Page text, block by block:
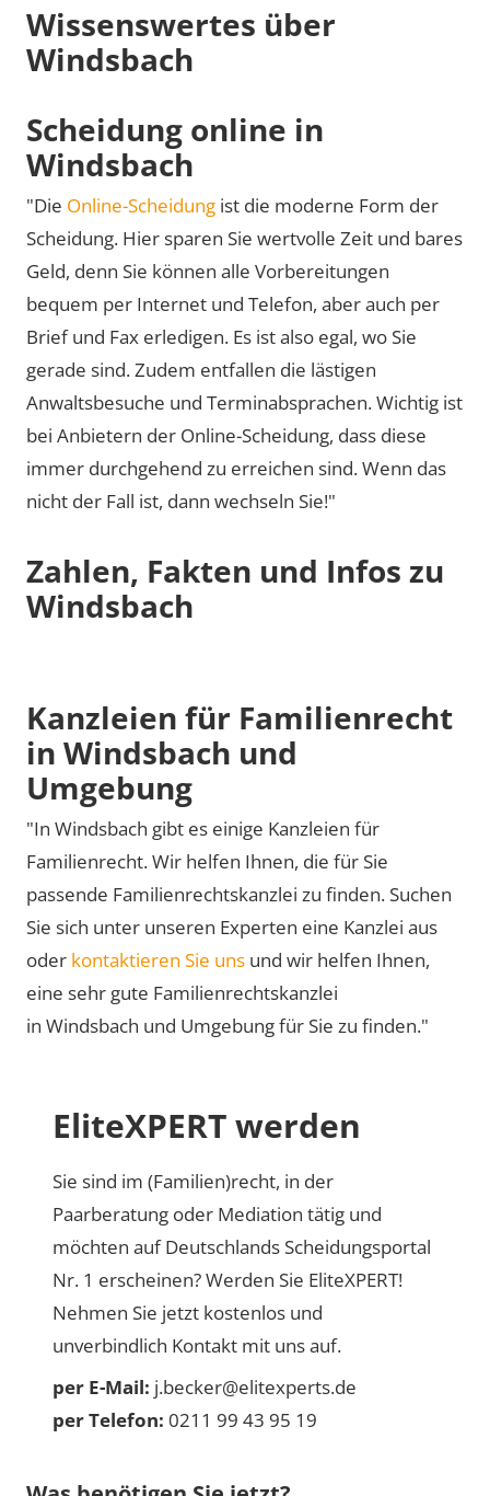
Wissenswertes über
Windsbach
Scheidung online in
Windsbach
"Die Online-Scheidung ist die moderne Form der
Scheidung. Hier sparen Sie wertvolle Zeit und bares
Geld, denn Sie können alle Vorbereitungen
bequem per Internet und Telefon, aber auch per
Brief und Fax erledigen. Es ist also egal, wo Sie
gerade sind. Zudem entfallen die lästigen
Anwaltsbesuche und Terminabsprachen. Wichtig ist
bei Anbietern der Online-Scheidung, dass diese
immer durchgehend zu erreichen sind. Wenn das
nicht der Fall ist, dann wechseln Sie!"
Zahlen, Fakten und Infos zu
Windsbach
Kanzleien für Familienrecht
in Windsbach und
Umgebung
"In Windsbach gibt es einige Kanzleien für
Familienrecht. Wir helfen Ihnen, die für Sie
passende Familienrechtskanzlei zu finden. Suchen
Sie sich unter unseren Experten eine Kanzlei aus
oder kontaktieren Sie uns und wir helfen Ihnen,
eine sehr gute Familienrechtskanzlei
in Windsbach und Umgebung für Sie zu finden."
EliteXPERT werden
Sie sind im (Familien)recht, in der
Paarberatung oder Mediation tätig und
möchten auf Deutschlands Scheidungsportal
Nr. 1 erscheinen? Werden Sie EliteXPERT!
Nehmen Sie jetzt kostenlos und
unverbindlich Kontakt mit uns auf.
per E-Mail: j.becker@elitexperts.de
per Telefon: 0211 99 43 95 19